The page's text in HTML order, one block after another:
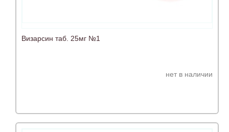
Визарсин таб. 25мг №1
нет в наличии